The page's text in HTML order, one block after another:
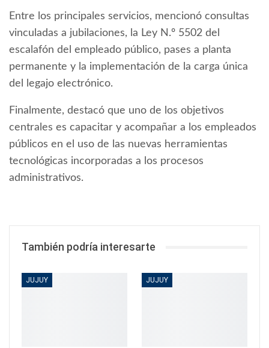
Entre los principales servicios, mencionó consultas
vinculadas a jubilaciones, la Ley N.º 5502 del
escalafón del empleado público, pases a planta
permanente y la implementación de la carga única
del legajo electrónico.
Finalmente, destacó que uno de los objetivos
centrales es capacitar y acompañar a los empleados
públicos en el uso de las nuevas herramientas
tecnológicas incorporadas a los procesos
administrativos.
También podría interesarte
JUJUY JUJUY